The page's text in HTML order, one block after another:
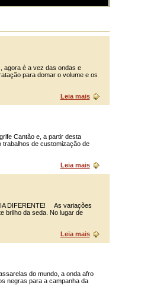
é a vez das ondas e
para domar o volume e os
Leia mais
Cantão e, a partir desta
trabalhos de customização de
Leia mais
DIFERENTE! As variações
brilho da seda. No lugar de
Leia mais
do mundo, a onda afro
negras para a campanha da